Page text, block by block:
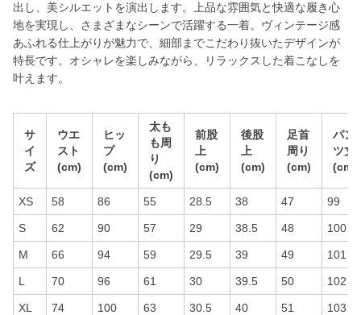
出し、美シルエットを演出します。上品な雰囲気と快適な履き心
地を実現し、さまざまなシーンで活躍する一着。ヴィンテージ感
あふれる仕上がりが魅力で、細部までこだわり抜いたデザインが
特長です。オシャレを楽しみながら、リラックスした着こなしを
叶えます。
サ
イ
ズ
ウエ
スト
(cm)
ヒッ
プ
(cm)
太も
も周
り
(cm)
前股
上
(cm)
後股
上
(cm)
足首
周り
(cm)
パン
ツ丈
(cm)
XS 58 86 55 28.5 38 47 99
S 62 90 57 29 38.5 48 100
M 66 94 59 29.5 39 49 101
L 70 96 61 30 39.5 50 102
XL 74 100 63 30.5 40 51 103